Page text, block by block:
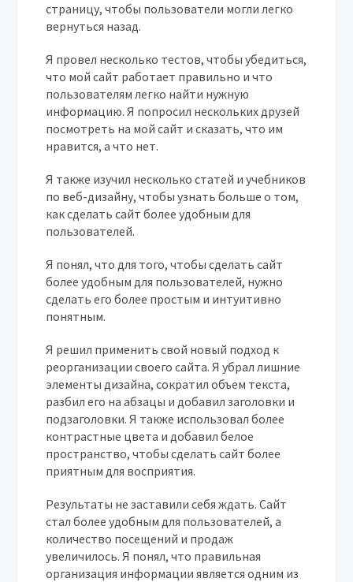
страницу, чтобы пользователи могли легко
вернуться назад.
Я провел несколько тестов, чтобы убедиться,
что мой сайт работает правильно и что
пользователям легко найти нужную
информацию. Я попросил нескольких друзей
посмотреть на мой сайт и сказать, что им
нравится, а что нет.
Я также изучил несколько статей и учебников
по веб-дизайну, чтобы узнать больше о том,
как сделать сайт более удобным для
пользователей.
Я понял, что для того, чтобы сделать сайт
более удобным для пользователей, нужно
сделать его более простым и интуитивно
понятным.
Я решил применить свой новый подход к
реорганизации своего сайта. Я убрал лишние
элементы дизайна, сократил объем текста,
разбил его на абзацы и добавил заголовки и
подзаголовки. Я также использовал более
контрастные цвета и добавил белое
пространство, чтобы сделать сайт более
приятным для восприятия.
Результаты не заставили себя ждать. Сайт
стал более удобным для пользователей, а
количество посещений и продаж
увеличилось. Я понял, что правильная
организация информации является одним из